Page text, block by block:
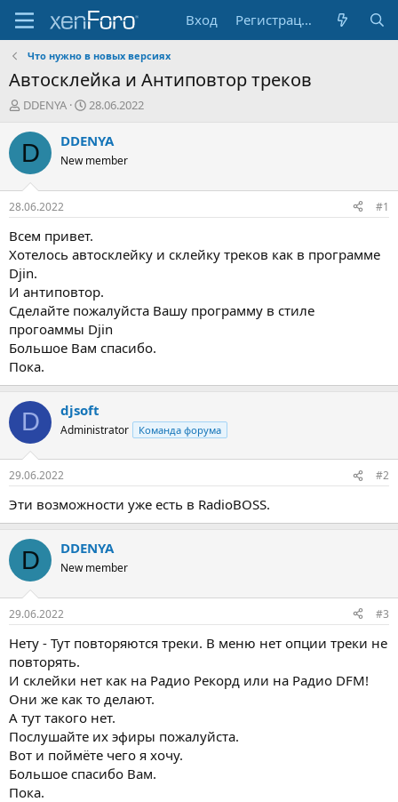
Вход Регистрация
Что нужно в новых версияx
Автосклейка и Антиповтор треков
А
т
о
т
е
м
ы
DDENYA
Д
т
н
а
л
28.06.2022
D DDENYA
New member
28.06.2022 #1
Всем привет.
Хотелось автосклейку и склейку треков как в программе
Djin.
И антиповтор.
Сделайте пожалуйста Вашу программу в стиле
прогоаммы Djin
Большое Вам спасибо.
Пока.
D djsoft
Administrator Команда форума
29.06.2022 #2
Эти возможности уже есть в RadioBOSS.
D DDENYA
New member
29.06.2022 #3
Нету - Тут повторяются треки. В меню нет опции треки не
повторять.
И склейки нет как на Радио Рекорд или на Радио DFM!
Они же как то делают.
А тут такого нет.
Послушайте их эфиры пожалуйста.
Вот и поймёте чего я хочу.
Большое спасибо Вам.
Пока.